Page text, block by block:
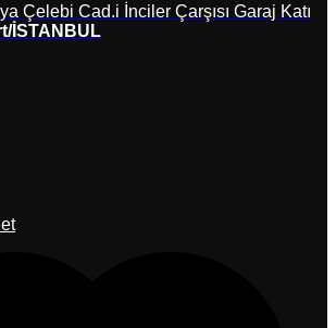
Çelebi Cad.i İnciler Çarşısı Garaj Katı
İSTANBUL